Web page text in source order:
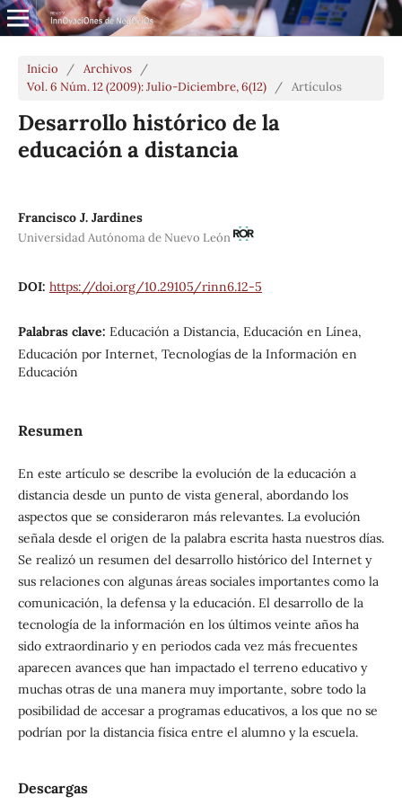
Inicio / Archivos
/
Vol. 6 Núm. 12 (2009): Julio-Diciembre, 6(12)
/ Artículos
Desarrollo histórico de la
educación a distancia
Francisco J. Jardines
Universidad Autónoma de Nuevo León
DOI: https://doi.org/10.29105/rinn6.12-5
Palabras clave: Educación a Distancia, Educación en Línea,
Educación por Internet, Tecnologías de la Información en
Educación
Resumen
En este artículo se describe la evolución de la educación a
distancia desde un punto de vista general, abordando los
aspectos que se consideraron más relevantes. La evolución
señala desde el origen de la palabra escrita hasta nuestros días.
Se realizó un resumen del desarrollo histórico del Internet y
sus relaciones con algunas áreas sociales importantes como la
comunicación, la defensa y la educación. El desarrollo de la
tecnología de la información en los últimos veinte años ha
sido extraordinario y en periodos cada vez más frecuentes
aparecen avances que han impactado el terreno educativo y
muchas otras de una manera muy importante, sobre todo la
posibilidad de accesar a programas educativos, a los que no se
podrían por la distancia física entre el alumno y la escuela.
Descargas